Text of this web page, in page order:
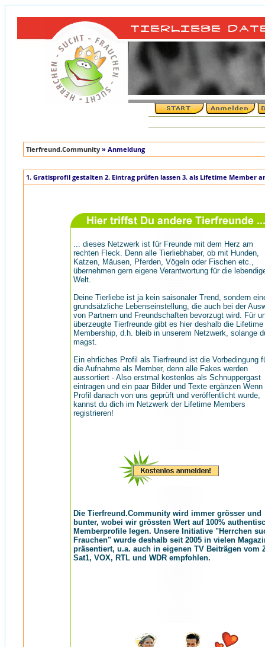
Tierfreund.Community » Anmeldung
1. Gratisprofil gestalten 2. Eintrag prüfen lassen 3. als Lifetime Member
... dieses Netzwerk ist für Freunde mit dem Herz am
rechten Fleck. Denn alle Tierliebhaber, ob mit Hunden,
Katzen, Mäusen, Pferden, Vögeln oder Fischen etc.,
übernehmen gern eigene Verantwortung für die
Welt.
Deine Tierliebe ist ja kein saisonaler Trend, sondern
grundsätzliche Lebenseinstellung, die auch bei der
von Partnern und Freundschaften bevorzugt wird. Für
überzeugte Tierfreunde gibt es hier deshalb die Lifetime
Membership, d.h. bleib in unserem Netzwerk, solange
magst.
Ein ehrliches Profil als Tierfreund ist die Vorbedingung
die Aufnahme als Member, denn alle Fakes werden
aussortiert - Also erstmal kostenlos als Schnuppergast
eintragen und ein paar Bilder und Texte ergänzen Wenn
Profil danach von uns geprüft und veröffentlicht wurde,
kannst du dich im Netzwerk der Lifetime Members
registrieren!
Die Tierfreund.Community wird immer grösser und
bunter, wobei wir grössten Wert auf 100%
Memberprofile legen. Unsere Initiative "Herrchen
Frauchen" wurde deshalb seit 2005 in vielen
präsentiert, u.a. auch in eigenen TV Beiträgen vom
Sat1, VOX, RTL und WDR empfohlen.